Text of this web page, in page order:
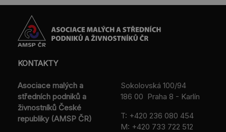
KONTAKTY
Asociace malých a
středních podniků a
živnostníků České
republiky (AMSP ČR)
Sokolovská 100/94
186 00 Praha 8 - Karlín
T: +420 236 080 454
M: +420 733 722 512